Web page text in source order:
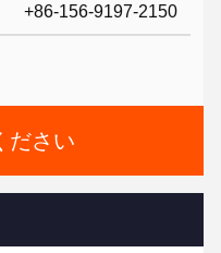
+86-156-9197-2150
ださい